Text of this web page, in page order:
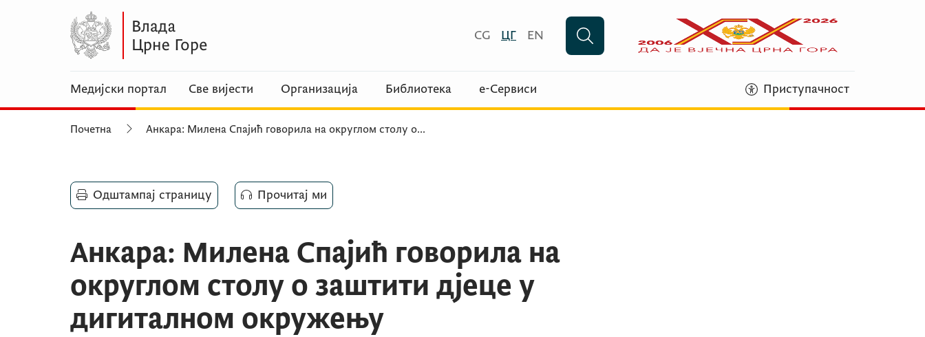
CG ЦГ EN
Медијски портал Све вијести Организација Библиотека е-Сервиси Приступачност
Почетна Анкара: Милена Спајић говорила на округлом столу о...
Одштампај страницу Прочитај ми
Анкара: Милена Спајић говорила на
округлом столу о заштити дјеце у
дигиталном окружењу